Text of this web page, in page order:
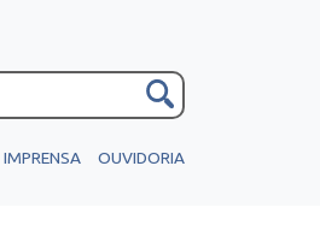
IMPRENSA OUVIDORIA